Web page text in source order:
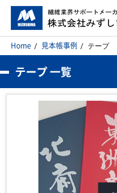
Home 見本帳事例 テープ
テープ 一覧